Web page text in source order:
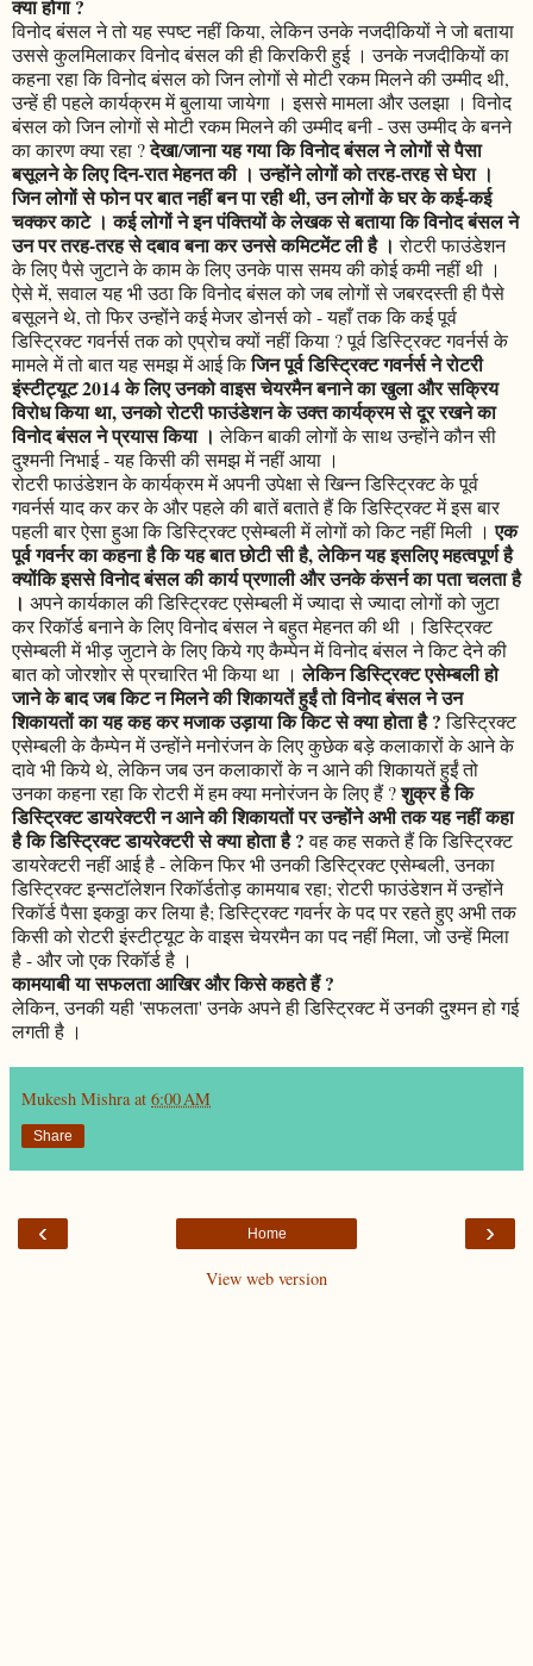
क्या होगा ?
विनोद बंसल ने तो यह स्पष्ट नहीं किया, लेकिन उनके नजदीकियों ने जो बताया
उससे कुलमिलाकर विनोद बंसल की ही किरकिरी हुई । उनके नजदीकियों का
कहना रहा कि विनोद बंसल को जिन लोगों से मोटी रकम मिलने की उम्मीद थी,
उन्हें ही पहले कार्यक्रम में बुलाया जायेगा । इससे मामला और उलझा । विनोद
बंसल को जिन लोगों से मोटी रकम मिलने की उम्मीद बनी - उस उम्मीद के बनने
का कारण क्या रहा ?देखा/जाना यह गया कि विनोद बंसल ने लोगों से पैसा
बसूलने के लिए दिन-रात मेहनत की । उन्होंने लोगों को तरह-तरह से घेरा ।
जिन लोगों से फोन पर बात नहीं बन पा रही थी, उन लोगों के घर के कई-कई
चक्कर काटे । कई लोगों ने इन पंक्तियों के लेखक से बताया कि विनोद बंसल ने
उन पर तरह-तरह से दबाव बना कर उनसे कमिटमेंट ली है । रोटरी फाउंडेशन
के लिए पैसे जुटाने के काम के लिए उनके पास समय की कोई कमी नहीं थी ।
ऐसे में, सवाल यह भी उठा कि विनोद बंसल को जब लोगों से जबरदस्ती ही पैसे
बसूलने थे, तो फिर उन्होंने कई मेजर डोनर्स को - यहाँ तक कि कई पूर्व
डिस्ट्रिक्ट गवर्नर्स तक को एप्रोच क्यों नहीं किया ? पूर्व डिस्ट्रिक्ट गवर्नर्स के
मामले में तो बात यह समझ में आई किजिन पूर्व डिस्ट्रिक्ट गवर्नर्स ने रोटरी
इंस्टीट्यूट 2014 के लिए उनको वाइस चेयरमैन बनाने का खुला और सक्रिय
विरोध किया था, उनको रोटरी फाउंडेशन के उक्त कार्यक्रम से दूर रखने का
विनोद बंसल ने प्रयास किया । लेकिन बाकी लोगों के साथ उन्होंने कौन सी
दुश्मनी निभाई - यह किसी की समझ में नहीं आया ।
रोटरी फाउंडेशन के कार्यक्रम में अपनी उपेक्षा से खिन्न डिस्ट्रिक्ट के पूर्व
गवर्नर्स याद कर कर के और पहले की बातें बताते हैं कि डिस्ट्रिक्ट में इस बार
पहली बार ऐसा हुआ कि डिस्ट्रिक्ट एसेम्बली में लोगों को किट नहीं मिली ।एक
पूर्व गवर्नर का कहना है कि यह बात छोटी सी है, लेकिन यह इसलिए महत्वपूर्ण है
क्योंकि इससे विनोद बंसल की कार्य प्रणाली और उनके कंसर्न का पता चलता है
। अपने कार्यकाल की डिस्ट्रिक्ट एसेम्बली में ज्यादा से ज्यादा लोगों को जुटा
कर रिकॉर्ड बनाने के लिए विनोद बंसल ने बहुत मेहनत की थी । डिस्ट्रिक्ट
एसेम्बली में भीड़ जुटाने के लिए किये गए कैम्पेन में विनोद बंसल ने किट देने की
बात को जोरशोर से प्रचारित भी किया था ।लेकिन डिस्ट्रिक्ट एसेम्बली हो
जाने के बाद जब किट न मिलने की शिकायतें हुईं तो विनोद बंसल ने उन
शिकायतों का यह कह कर मजाक उड़ाया कि किट से क्या होता है ?डिस्ट्रिक्ट
एसेम्बली के कैम्पेन में उन्होंने मनोरंजन के लिए कुछेक बड़े कलाकारों के आने के
दावे भी किये थे, लेकिन जब उन कलाकारों के न आने की शिकायतें हुईं तो
उनका कहना रहा कि रोटरी में हम क्या मनोरंजन के लिए हैं ?शुक्र है कि
डिस्ट्रिक्ट डायरेक्टरी न आने की शिकायतों पर उन्होंने अभी तक यह नहीं कहा
है कि डिस्ट्रिक्ट डायरेक्टरी से क्या होता है ?वह कह सकते हैं कि डिस्ट्रिक्ट
डायरेक्टरी नहीं आई है - लेकिन फिर भी उनकी डिस्ट्रिक्ट एसेम्बली, उनका
डिस्ट्रिक्ट इन्सटॉलेशन रिकॉर्डतोड़ कामयाब रहा; रोटरी फाउंडेशन में उन्होंने
रिकॉर्ड पैसा इकठ्ठा कर लिया है; डिस्ट्रिक्ट गवर्नर के पद पर रहते हुए अभी तक
किसी को रोटरी इंस्टीट्यूट के वाइस चेयरमैन का पद नहीं मिला, जो उन्हें मिला
है - और जो एक रिकॉर्ड है ।
कामयाबी या सफलता आखिर और किसे कहते हैं ?
लेकिन, उनकी यही 'सफलता' उनके अपने ही डिस्ट्रिक्ट में उनकी दुश्मन हो गई
लगती है ।
Mukesh Mishra at 6:00 AM
Share
‹ ›
Home
View web version